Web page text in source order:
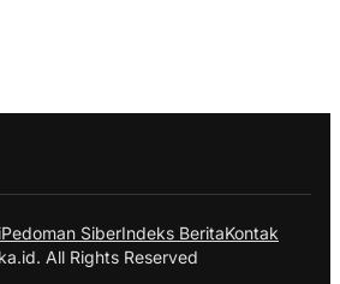
Pedoman SiberIndeks BeritaKontak
All Rights Reserved